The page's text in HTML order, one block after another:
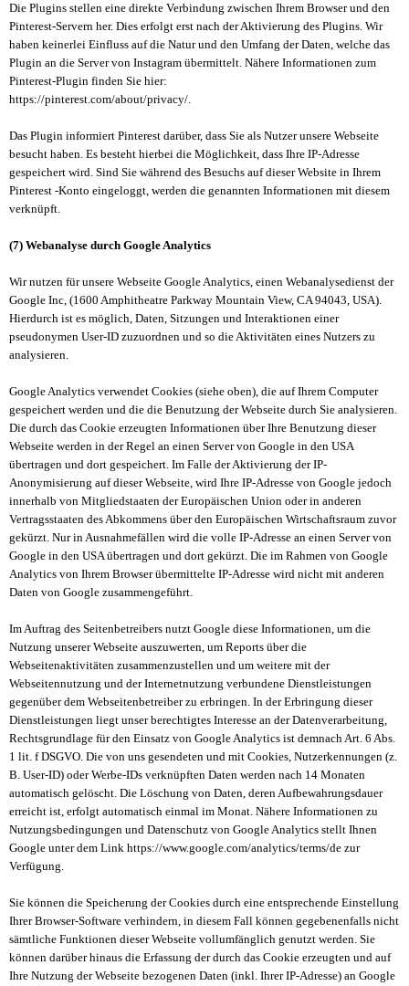
Die Plugins stellen eine direkte Verbindung zwischen Ihrem Browser und den
Pinterest-Servern her. Dies erfolgt erst nach der Aktivierung des Plugins. Wir
haben keinerlei Einfluss auf die Natur und den Umfang der Daten, welche das
Plugin an die Server von Instagram übermittelt. Nähere Informationen zum
Pinterest-Plugin finden Sie hier:
https://pinterest.com/about/privacy/.
Das Plugin informiert Pinterest darüber, dass Sie als Nutzer unsere Webseite
besucht haben. Es besteht hierbei die Möglichkeit, dass Ihre IP-Adresse
gespeichert wird. Sind Sie während des Besuchs auf dieser Website in Ihrem
Pinterest -Konto eingeloggt, werden die genannten Informationen mit diesem
verknüpft.
(7) Webanalyse durch Google Analytics
Wir nutzen für unsere Webseite Google Analytics, einen Webanalysedienst der
Google Inc, (1600 Amphitheatre Parkway Mountain View, CA 94043, USA).
Hierdurch ist es möglich, Daten, Sitzungen und Interaktionen einer
pseudonymen User-ID zuzuordnen und so die Aktivitäten eines Nutzers zu
analysieren.
Google Analytics verwendet Cookies (siehe oben), die auf Ihrem Computer
gespeichert werden und die die Benutzung der Webseite durch Sie analysieren.
Die durch das Cookie erzeugten Informationen über Ihre Benutzung dieser
Webseite werden in der Regel an einen Server von Google in den USA
übertragen und dort gespeichert. Im Falle der Aktivierung der IP-
Anonymisierung auf dieser Webseite, wird Ihre IP-Adresse von Google jedoch
innerhalb von Mitgliedstaaten der Europäischen Union oder in anderen
Vertragsstaaten des Abkommens über den Europäischen Wirtschaftsraum zuvor
gekürzt. Nur in Ausnahmefällen wird die volle IP-Adresse an einen Server von
Google in den USA übertragen und dort gekürzt. Die im Rahmen von Google
Analytics von Ihrem Browser übermittelte IP-Adresse wird nicht mit anderen
Daten von Google zusammengeführt.
Im Auftrag des Seitenbetreibers nutzt Google diese Informationen, um die
Nutzung unserer Webseite auszuwerten, um Reports über die
Webseitenaktivitäten zusammenzustellen und um weitere mit der
Webseitennutzung und der Internetnutzung verbundene Dienstleistungen
gegenüber dem Webseitenbetreiber zu erbringen. In der Erbringung dieser
Dienstleistungen liegt unser berechtigtes Interesse an der Datenverarbeitung,
Rechtsgrundlage für den Einsatz von Google Analytics ist demnach Art. 6 Abs.
1 lit. f DSGVO. Die von uns gesendeten und mit Cookies, Nutzerkennungen (z.
B. User-ID) oder Werbe-IDs verknüpften Daten werden nach 14 Monaten
automatisch gelöscht. Die Löschung von Daten, deren Aufbewahrungsdauer
erreicht ist, erfolgt automatisch einmal im Monat. Nähere Informationen zu
Nutzungsbedingungen und Datenschutz von Google Analytics stellt Ihnen
Google unter dem Link https://www.google.com/analytics/terms/de zur
Verfügung.
Sie können die Speicherung der Cookies durch eine entsprechende Einstellung
Ihrer Browser-Software verhindern, in diesem Fall können gegebenenfalls nicht
sämtliche Funktionen dieser Webseite vollumfänglich genutzt werden. Sie
können darüber hinaus die Erfassung der durch das Cookie erzeugten und auf
Ihre Nutzung der Webseite bezogenen Daten (inkl. Ihrer IP-Adresse) an Google